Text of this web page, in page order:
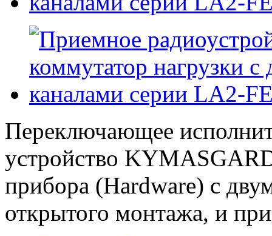
Переключающее
устройство
прибора (Hardware) с
открытого монтажа, и